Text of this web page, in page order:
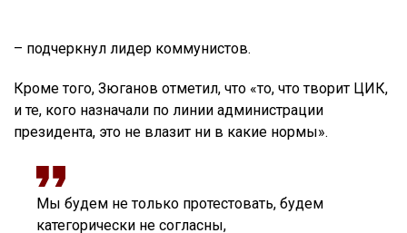
– подчеркнул лидер коммунистов.
Кроме того, Зюганов отметил, что «то, что творит ЦИК,
и те, кого назначали по линии администрации
президента, это не влазит ни в какие нормы».
Мы будем не только протестовать, будем
категорически не согласны,